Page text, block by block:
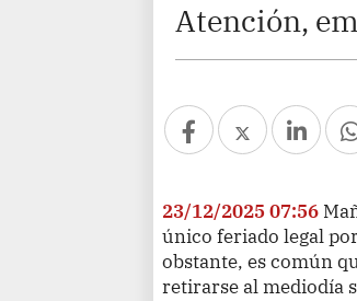
Atención,
23/12/2025 07:56
único feriado legal
obstante, es común
retirarse al mediodía